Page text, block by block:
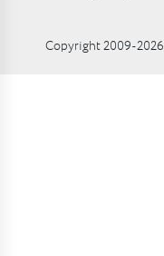
Copyright 2009-2026